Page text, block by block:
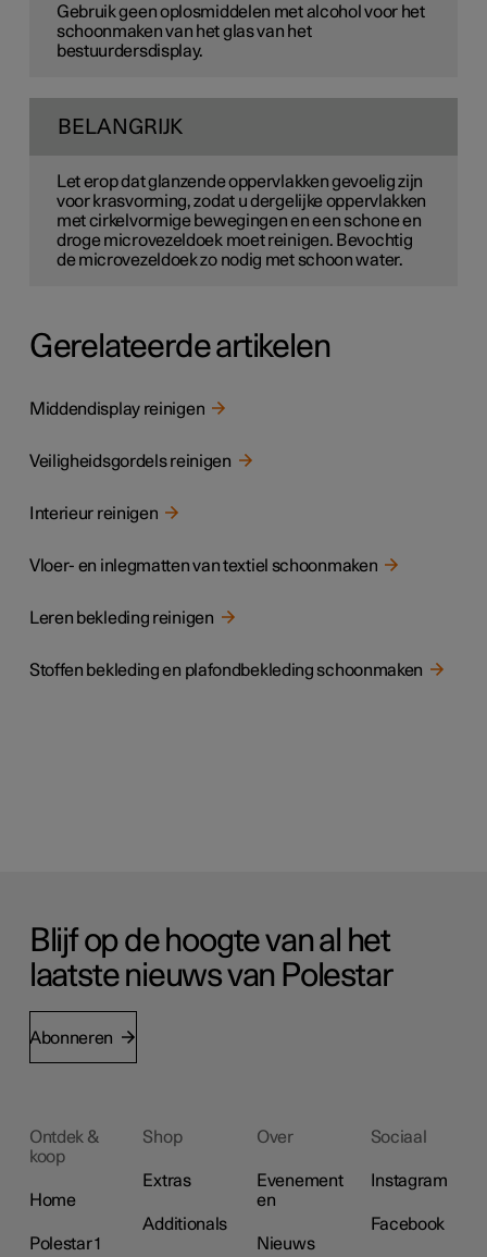
Gebruik geen oplosmiddelen met alcohol voor het
schoonmaken van het glas van het
bestuurdersdisplay.
BELANGRIJK
Let erop dat glanzende oppervlakken gevoelig zijn
voor krasvorming, zodat u dergelijke oppervlakken
met cirkelvormige bewegingen en een schone en
droge microvezeldoek moet reinigen. Bevochtig
de microvezeldoek zo nodig met schoon water.
Gerelateerde artikelen
Middendisplay reinigen
Veiligheidsgordels reinigen
Interieur reinigen
Vloer- en inlegmatten van textiel schoonmaken
Leren bekleding reinigen
Stoffen bekleding en plafondbekleding schoonmaken
Blijf op de hoogte van al het
laatste nieuws van Polestar
Abonneren
Ontdek &
koop
Home
Polestar 1
Shop
Extras
Additionals
Over
Evenement
en
Nieuws
Sociaal
Instagram
Facebook